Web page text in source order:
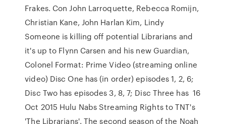
Frakes. Con John Larroquette, Rebecca Romijn,
Christian Kane, John Harlan Kim, Lindy
Someone is killing off potential Librarians and
it's up to Flynn Carsen and his new Guardian,
Colonel Format: Prime Video (streaming online
video) Disc One has (in order) episodes 1, 2, 6;
Disc Two has episodes 3, 8, 7; Disc Three has 16
Oct 2015 Hulu Nabs Streaming Rights to TNT's
'The Librarians'. The second season of the Noah